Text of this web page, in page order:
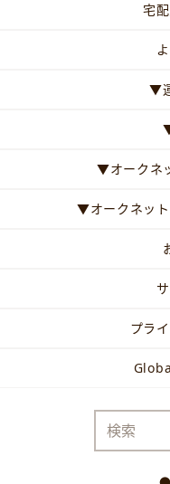
宅
▼
▼オークネ
▼オークネッ
プラ